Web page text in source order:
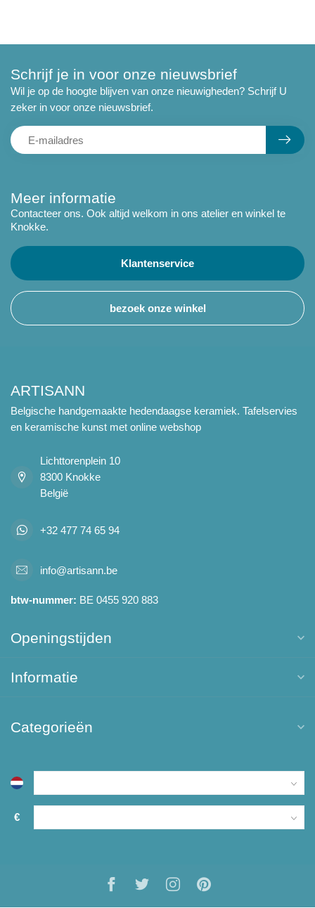
Meer informatie
Contacteer ons. Ook altijd welkom in ons atelier en winkel te
Knokke.
Klantenservice
bezoek onze winkel
Schrijf je in voor onze nieuwsbrief
Wil je op de hoogte blijven van onze nieuwigheden? Schrijf U
zeker in voor onze nieuwsbrief.
ARTISANN
Belgische handgemaakte hedendaagse keramiek. Tafelservies
en keramische kunst met online webshop
Lichttorenplein 10
8300 Knokke
België
+32 477 74 65 94
info@artisann.be
btw-nummer: BE 0455 920 883
Openingstijden
Informatie
Categorieën
€